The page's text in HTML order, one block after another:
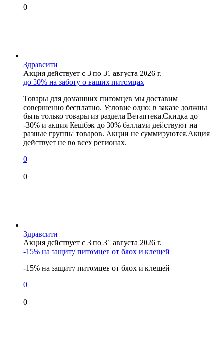
0
Здравсити
Акция действует с 3 по 31 августа 2026 г.
до 30% на заботу о ваших питомцах
Товары для домашних питомцев мы доставим
совершенно бесплатно. Условие одно: в заказе должны
быть только товары из раздела Ветаптека.Скидка до
-30% и акция Кешбэк до 30% баллами действуют на
разные группы товаров. Акции не суммируются.Акция
действует не во всех регионах.
0
0
Здравсити
Акция действует с 3 по 31 августа 2026 г.
-15% на защиту питомцев от блох и клещей
-15% на защиту питомцев от блох и клещей
0
0